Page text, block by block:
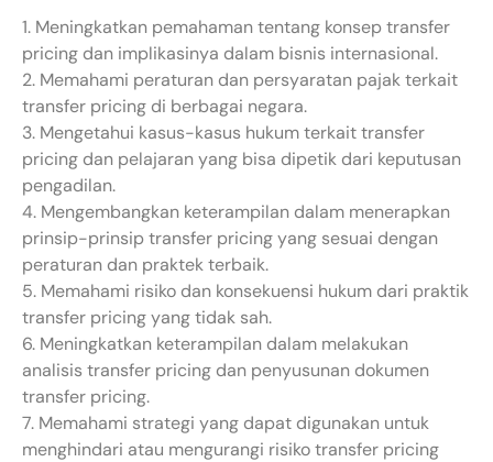
1. Meningkatkan pemahaman tentang konsep transfer
pricing dan implikasinya dalam bisnis internasional.
2. Memahami peraturan dan persyaratan pajak terkait
transfer pricing di berbagai negara.
3. Mengetahui kasus-kasus hukum terkait transfer
pricing dan pelajaran yang bisa dipetik dari keputusan
pengadilan.
4. Mengembangkan keterampilan dalam menerapkan
prinsip-prinsip transfer pricing yang sesuai dengan
peraturan dan praktek terbaik.
5. Memahami risiko dan konsekuensi hukum dari praktik
transfer pricing yang tidak sah.
6. Meningkatkan keterampilan dalam melakukan
analisis transfer pricing dan penyusunan dokumen
transfer pricing.
7. Memahami strategi yang dapat digunakan untuk
menghindari atau mengurangi risiko transfer pricing